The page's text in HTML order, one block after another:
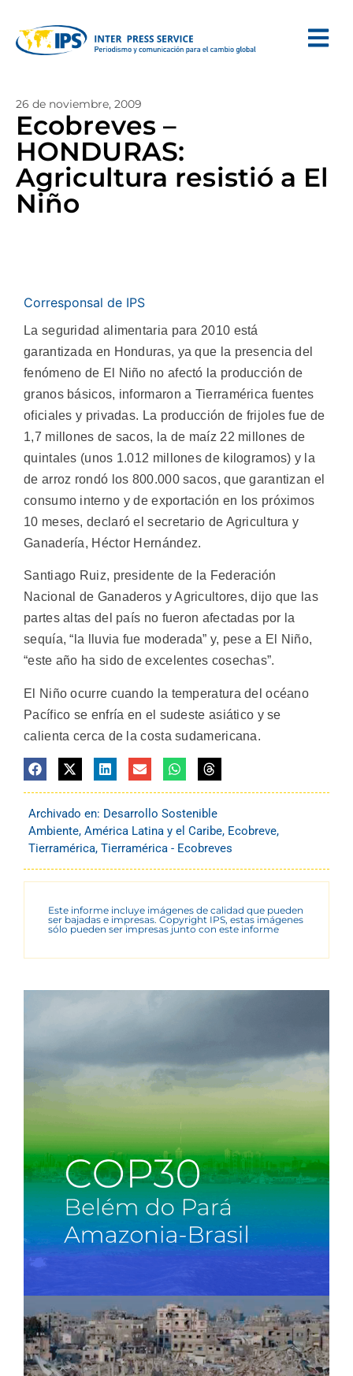
26 de noviembre, 2009
Ecobreves –
HONDURAS:
Agricultura resistió a El
Niño
Corresponsal de IPS
La seguridad alimentaria para 2010 está
garantizada en Honduras, ya que la presencia del
fenómeno de El Niño no afectó la producción de
granos básicos, informaron a Tierramérica fuentes
oficiales y privadas. La producción de frijoles fue de
1,7 millones de sacos, la de maíz 22 millones de
quintales (unos 1.012 millones de kilogramos) y la
de arroz rondó los 800.000 sacos, que garantizan el
consumo interno y de exportación en los próximos
10 meses, declaró el secretario de Agricultura y
Ganadería, Héctor Hernández.
Santiago Ruiz, presidente de la Federación
Nacional de Ganaderos y Agricultores, dijo que las
partes altas del país no fueron afectadas por la
sequía, “la lluvia fue moderada” y, pese a El Niño,
“este año ha sido de excelentes cosechas”.
El Niño ocurre cuando la temperatura del océano
Pacífico se enfría en el sudeste asiático y se
calienta cerca de la costa sudamericana.
Archivado en: Desarrollo Sostenible
Ambiente, América Latina y el Caribe, Ecobreve,
Tierramérica, Tierramérica - Ecobreves
Este informe incluye imágenes de calidad que pueden
ser bajadas e impresas. Copyright IPS, estas imágenes
sólo pueden ser impresas junto con este informe